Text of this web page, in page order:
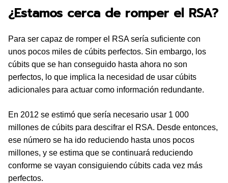
¿Estamos cerca de romper el RSA?
Para ser capaz de romper el RSA sería suficiente con
unos pocos miles de cúbits perfectos. Sin embargo, los
cúbits que se han conseguido hasta ahora no son
perfectos, lo que implica la necesidad de usar cúbits
adicionales para actuar como información redundante.
En 2012 se estimó que sería necesario usar 1 000
millones de cúbits para descifrar el RSA. Desde entonces,
ese número se ha ido reduciendo hasta unos pocos
millones, y se estima que se continuará reduciendo
conforme se vayan consiguiendo cúbits cada vez más
perfectos.